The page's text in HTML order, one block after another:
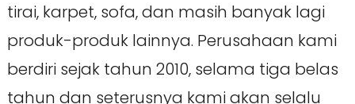
tirai, karpet, sofa, dan masih banyak lagi
produk-produk lainnya. Perusahaan kami
berdiri sejak tahun 2010, selama tiga belas
tahun dan seterusnya kami akan selalu